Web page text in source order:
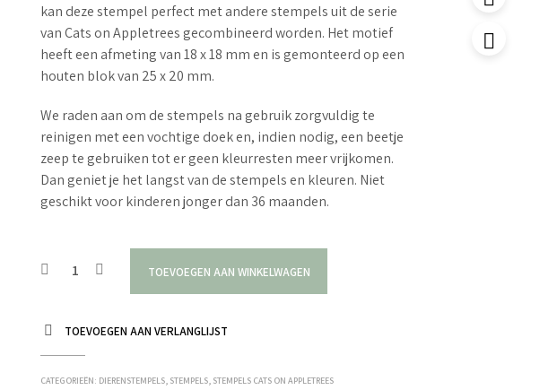
kan deze stempel perfect met andere stempels uit de serie
van Cats on Appletrees gecombineerd worden. Het motief
heeft een afmeting van 18 x 18 mm en is gemonteerd op een
houten blok van 25 x 20 mm.
We raden aan om de stempels na gebruik zorgvuldig te
reinigen met een vochtige doek en, indien nodig, een beetje
zeep te gebruiken tot er geen kleurresten meer vrijkomen.
Dan geniet je het langst van de stempels en kleuren. Niet
geschikt voor kinderen jonger dan 36 maanden.
TOEVOEGEN AAN WINKELWAGEN
TOEVOEGEN AAN VERLANGLIJST
CATEGORIEËN: DIERENSTEMPELS, STEMPELS, STEMPELS CATS ON APPLETREES